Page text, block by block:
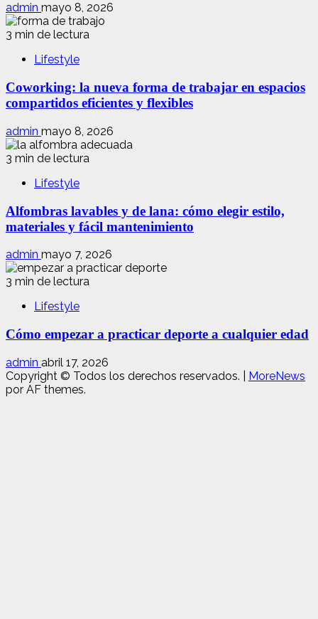
admin mayo 8, 2026
3 min de lectura
Lifestyle
Coworking: la nueva forma de trabajar en espacios
compartidos eficientes y flexibles
admin mayo 8, 2026
3 min de lectura
Lifestyle
Alfombras lavables y de lana: cómo elegir estilo,
materiales y fácil mantenimiento
admin mayo 7, 2026
3 min de lectura
Lifestyle
Cómo empezar a practicar deporte a cualquier edad
admin abril 17, 2026
Copyright © Todos los derechos reservados.
MoreNews
por AF themes.